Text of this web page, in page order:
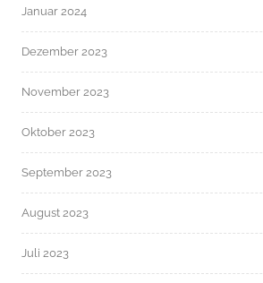
Januar 2024
Dezember 2023
November 2023
Oktober 2023
September 2023
August 2023
Juli 2023